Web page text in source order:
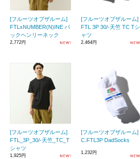
[フルーツオブザルーム]
FTLxNUMBER(N)INE パ
ックヘンリーネック
2,772円
[フルーツオブザルーム]
FTL 3P 30/-天竺 TC Tシ
ャツ
2,464円
[フルーツオブザルーム]
FTL_3P_30/-天竺_TC_T
シャツ
1,925円
[フルーツオブザルーム]
C.FTL3P DadSocks
1,232円